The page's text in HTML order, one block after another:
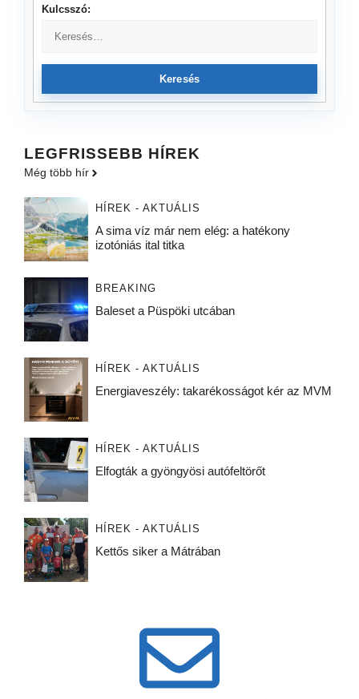
Kulcsszó:
Keresés
LEGFRISSEBB HÍREK
Még több hír
HÍREK - AKTUÁLIS
A sima víz már nem elég: a hatékony
izotóniás ital titka
BREAKING
Baleset a Püspöki utcában
HÍREK - AKTUÁLIS
Energiaveszély: takarékosságot kér az MVM
HÍREK - AKTUÁLIS
Elfogták a gyöngyösi autófeltörőt
HÍREK - AKTUÁLIS
Kettős siker a Mátrában